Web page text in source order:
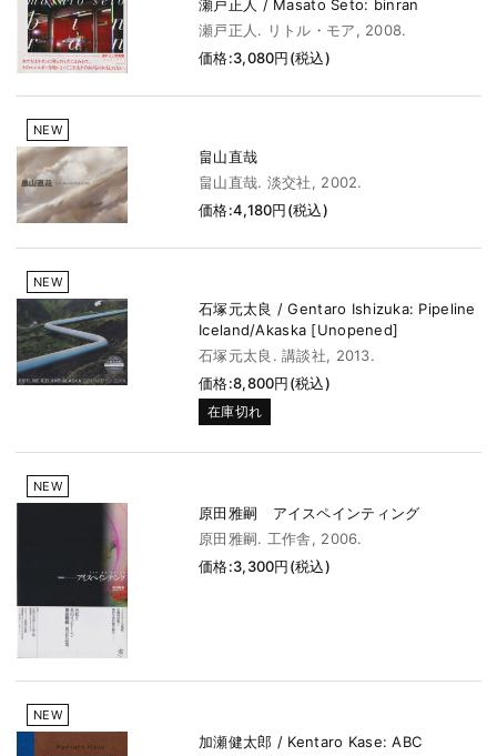
瀬戸正人 / Masato Seto: binran
瀬戸正人. リトル・モア, 2008.
価格:3,080円(税込)
NEW
畠山直哉
畠山直哉. 淡交社, 2002.
価格:4,180円(税込)
NEW
石塚元太良 / Gentaro Ishizuka: Pipeline
Iceland/Akaska [Unopened]
石塚元太良. 講談社, 2013.
価格:8,800円(税込)
在庫切れ
NEW
原田雅嗣 アイスペインティング
原田雅嗣. 工作舎, 2006.
価格:3,300円(税込)
NEW
加瀬健太郎 / Kentaro Kase: ABC